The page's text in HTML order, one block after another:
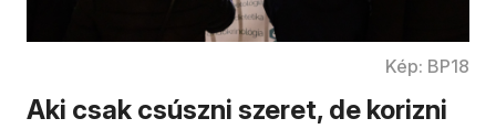
Kép: BP18
Aki csak csúszni szeret, de korizni